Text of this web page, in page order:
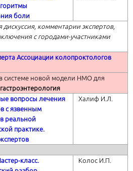
боли
дискуссия, комментарии экспертов,
с городами-участниками
Ассоциации колопроктологов
системе новой модели НМО для
гастроэнтерология
вопросы лечения
с язвенным
реальной
практике.
Халиф И.Л.
класс.
Колос И.П.